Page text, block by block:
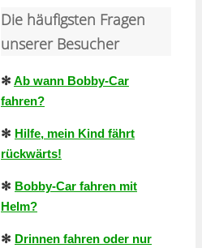
Die häufigsten Fragen
unserer Besucher
✻ Ab wann Bobby-Car
fahren?
✻ Hilfe, mein Kind fährt
rückwärts!
✻ Bobby-Car fahren mit
Helm?
✻ Drinnen fahren oder nur